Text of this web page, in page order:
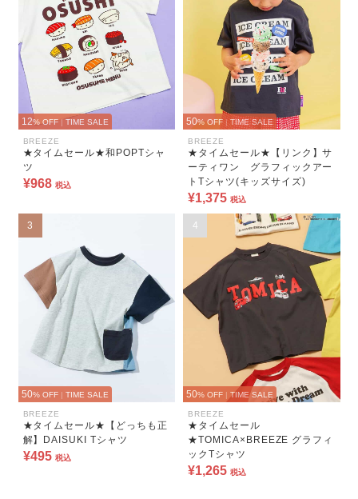
12% OFF TIME SALE
BREEZE
★タイムセール★和POPTシャ
ツ
¥968 税込
50% OFF | TIME SALE
BREEZE
★タイムセール★【リンク】サ
ーティワン グラフィックアー
トTシャツ(キッズサイズ)
¥1,375 税込
3
50% OFF | TIME SALE
BREEZE
★タイムセール★【どっちも正
解】DAISUKI Tシャツ
¥495 税込
4
50% OFF | TIME SALE
BREEZE
★タイムセール
★TOMICA×BREEZE グラフィ
ックTシャツ
¥1,265 税込